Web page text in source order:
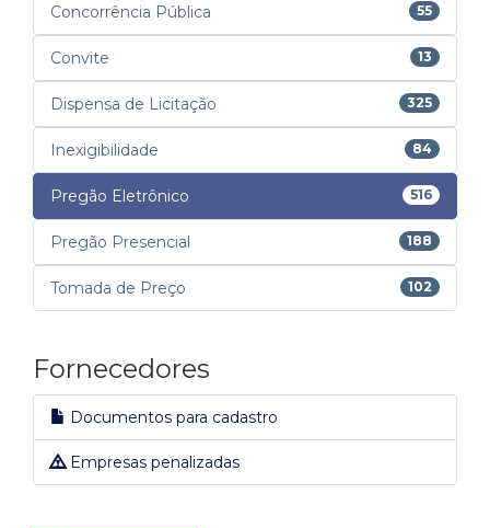
Concorrência Pública 55
Convite 13
Dispensa de Licitação 325
Inexigibilidade 84
Pregão Eletrônico 516
Pregão Presencial 188
Tomada de Preço 102
Fornecedores
Documentos para cadastro
Empresas penalizadas